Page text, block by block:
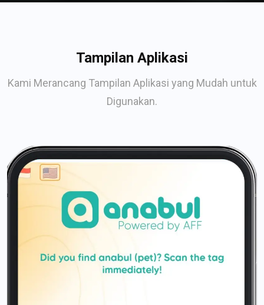
Tampilan Aplikasi
Kami Merancang Tampilan Aplikasi yang Mudah untuk
Digunakan.